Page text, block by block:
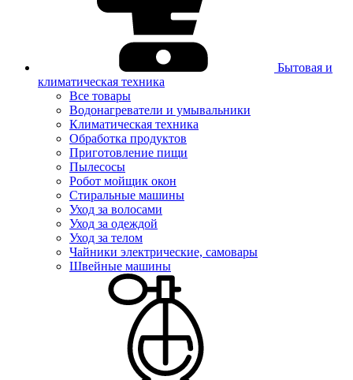
Бытовая и
климатическая техника
Все товары
Водонагреватели и умывальники
Климатическая техника
Обработка продуктов
Приготовление пищи
Пылесосы
Робот мойщик окон
Стиральные машины
Уход за волосами
Уход за одеждой
Уход за телом
Чайники электрические, самовары
Швейные машины